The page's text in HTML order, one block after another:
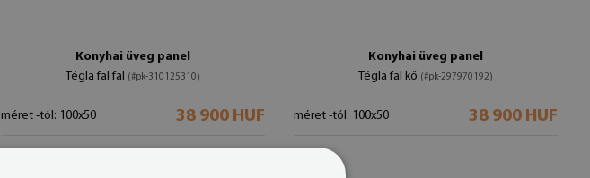
Konyhai üveg panel
Tégla fal fal (#pk-310125310)
méret -tól: 100x50 38 900 HUF
Konyhai üveg panel
Tégla fal kő (#pk-297970192)
méret -tól: 100x50 38 900 HUF